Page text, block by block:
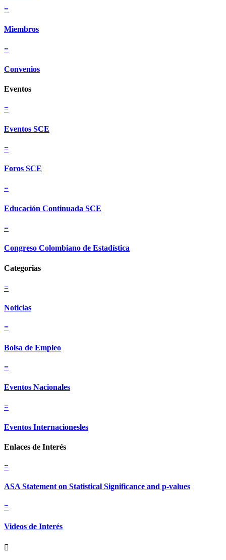
=
Miembros
=
Convenios
Eventos
=
Eventos SCE
=
Foros SCE
=
Educación Continuada SCE
=
Congreso Colombiano de Estadística
Categorias
=
Noticias
=
Bolsa de Empleo
=
Eventos Nacionales
=
Eventos Internacionesles
Enlaces de Interés
=
ASA Statement on Statistical Significance and p-values
=
Videos de Interés
